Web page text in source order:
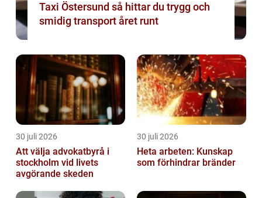
Taxi Östersund så hittar du trygg och
smidig transport året runt
30 juli 2026
Att välja advokatbyrå i
stockholm vid livets
avgörande skeden
30 juli 2026
Heta arbeten: Kunskap
som förhindrar bränder